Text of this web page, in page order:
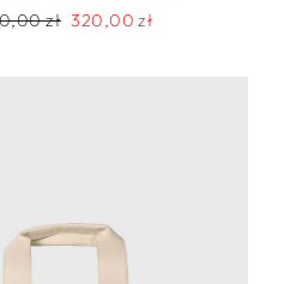
zł Cena
320,00 zł